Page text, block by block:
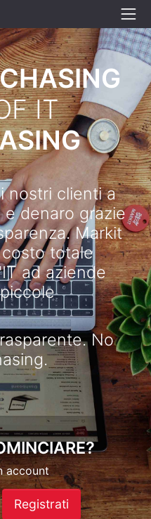
IT
nostri clienti a
denaro grazie
Markit
totale
ad aziende
No
account
Registrati